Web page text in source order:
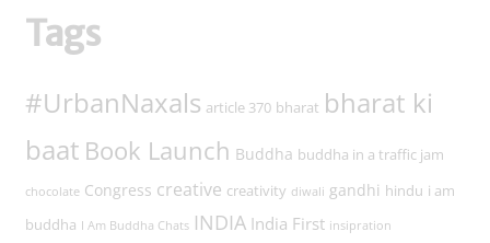
Tags
#UrbanNaxals article 370 bharat bharat ki
baat Book Launch Buddha buddha in a traffic jam
chocolate Congress creative creativity diwali gandhi hindu i am
buddha I Am Buddha Chats INDIA India First insipration